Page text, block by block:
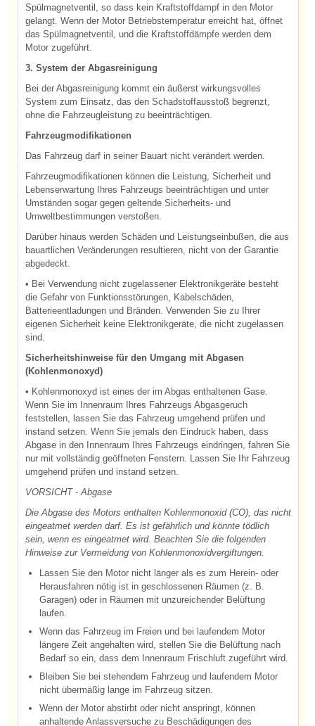
Spülmagnetventil, so dass kein Kraftstoffdampf in den Motor
gelangt. Wenn der Motor Betriebstemperatur erreicht hat, öffnet
das Spülmagnetventil, und die Kraftstoffdämpfe werden dem
Motor zugeführt.
3. System der Abgasreinigung
Bei der Abgasreinigung kommt ein äußerst wirkungsvolles
System zum Einsatz, das den Schadstoffausstoß begrenzt,
ohne die Fahrzeugleistung zu beeinträchtigen.
Fahrzeugmodifikationen
Das Fahrzeug darf in seiner Bauart nicht verändert werden.
Fahrzeugmodifikationen können die Leistung, Sicherheit und
Lebenserwartung Ihres Fahrzeugs beeinträchtigen und unter
Umständen sogar gegen geltende Sicherheits- und
Umweltbestimmungen verstoßen.
Darüber hinaus werden Schäden und Leistungseinbußen, die aus
bauartlichen Veränderungen resultieren, nicht von der Garantie
abgedeckt.
• Bei Verwendung nicht zugelassener Elektronikgeräte besteht
die Gefahr von Funktionsstörungen, Kabelschäden,
Batterieentladungen und Bränden. Verwenden Sie zu Ihrer
eigenen Sicherheit keine Elektronikgeräte, die nicht zugelassen
sind.
Sicherheitshinweise für den Umgang mit Abgasen
(Kohlenmonoxyd)
• Kohlenmonoxyd ist eines der im Abgas enthaltenen Gase.
Wenn Sie im Innenraum Ihres Fahrzeugs Abgasgeruch
feststellen, lassen Sie das Fahrzeug umgehend prüfen und
instand setzen. Wenn Sie jemals den Eindruck haben, dass
Abgase in den Innenraum Ihres Fahrzeugs eindringen, fahren Sie
nur mit vollständig geöffneten Fenstern. Lassen Sie Ihr Fahrzeug
umgehend prüfen und instand setzen.
VORSICHT - Abgase
Die Abgase des Motors enthalten Kohlenmonoxid (CO), das nicht
eingeatmet werden darf. Es ist gefährlich und könnte tödlich
sein, wenn es eingeatmet wird. Beachten Sie die folgenden
Hinweise zur Vermeidung von Kohlenmonoxidvergiftungen.
Lassen Sie den Motor nicht länger als es zum Herein- oder
Herausfahren nötig ist in geschlossenen Räumen (z. B.
Garagen) oder in Räumen mit unzureichender Belüftung
laufen.
Wenn das Fahrzeug im Freien und bei laufendem Motor
längere Zeit angehalten wird, stellen Sie die Belüftung nach
Bedarf so ein, dass dem Innenraum Frischluft zugeführt wird.
Bleiben Sie bei stehendem Fahrzeug und laufendem Motor
nicht übermäßig lange im Fahrzeug sitzen.
Wenn der Motor abstirbt oder nicht anspringt, können
anhaltende Anlassversuche zu Beschädigungen des